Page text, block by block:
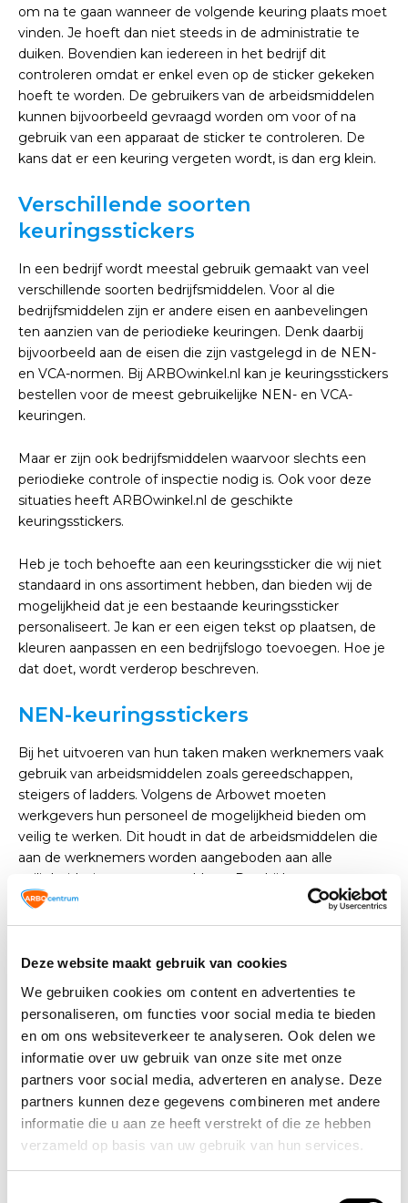
Deze website maakt gebruik van cookies
We gebruiken cookies om content en advertenties te
personaliseren, om functies voor social media te bieden
en om ons websiteverkeer te analyseren. Ook delen we
informatie over uw gebruik van onze site met onze
partners voor social media, adverteren en analyse. Deze
partners kunnen deze gegevens combineren met andere
informatie die u aan ze heeft verstrekt of die ze hebben
verzameld op basis van uw gebruik van hun services.
om na te gaan wanneer de volgende keuring plaats moet
vinden. Je hoeft dan niet steeds in de administratie te
duiken. Bovendien kan iedereen in het bedrijf dit
controleren omdat er enkel even op de sticker gekeken
hoeft te worden. De gebruikers van de arbeidsmiddelen
kunnen bijvoorbeeld gevraagd worden om voor of na
gebruik van een apparaat de sticker te controleren. De
kans dat er een keuring vergeten wordt, is dan erg klein.
Verschillende soorten
keuringsstickers
In een bedrijf wordt meestal gebruik gemaakt van veel
verschillende soorten bedrijfsmiddelen. Voor al die
bedrijfsmiddelen zijn er andere eisen en aanbevelingen
ten aanzien van de periodieke keuringen. Denk daarbij
bijvoorbeeld aan de eisen die zijn vastgelegd in de NEN-
en VCA-normen. Bij ARBOwinkel.nl kan je keuringsstickers
bestellen voor de meest gebruikelijke NEN- en VCA-
keuringen.
Maar er zijn ook bedrijfsmiddelen waarvoor slechts een
periodieke controle of inspectie nodig is. Ook voor deze
situaties heeft ARBOwinkel.nl de geschikte
keuringsstickers.
Heb je toch behoefte aan een keuringssticker die wij niet
standaard in ons assortiment hebben, dan bieden wij de
mogelijkheid dat je een bestaande keuringssticker
personaliseert. Je kan er een eigen tekst op plaatsen, de
kleuren aanpassen en een bedrijfslogo toevoegen. Hoe je
dat doet, wordt verderop beschreven.
NEN-keuringsstickers
Bij het uitvoeren van hun taken maken werknemers vaak
gebruik van arbeidsmiddelen zoals gereedschappen,
steigers of ladders. Volgens de Arbowet moeten
werkgevers hun personeel de mogelijkheid bieden om
veilig te werken. Dit houdt in dat de arbeidsmiddelen die
aan de werknemers worden aangeboden aan alle
veiligheidseisen moeten voldoen. Daarbij hoort een
periodieke controle op defecten en gebreken.
normen. NEN staat voor Nederlandse Norm. Het is een
uitwerking van onder andere de wetgeving op het gebied
van veilig werken. Het bevat aanbevelingen waar
arbeidsmiddelen aan moeten voldoen met inachtneming
In de NEN-normen staat onder andere beschreven dat
apparaten en installaties periodiek gecontroleerd moeten
worden op veiligheid en defecten. Deze keuringen
mogen alleen worden uitgevoerd door een daarvoor
opgeleide keurmeester. De resultaten van de keuring
worden vastgelegd in een keuringsrapport. Dat rapport